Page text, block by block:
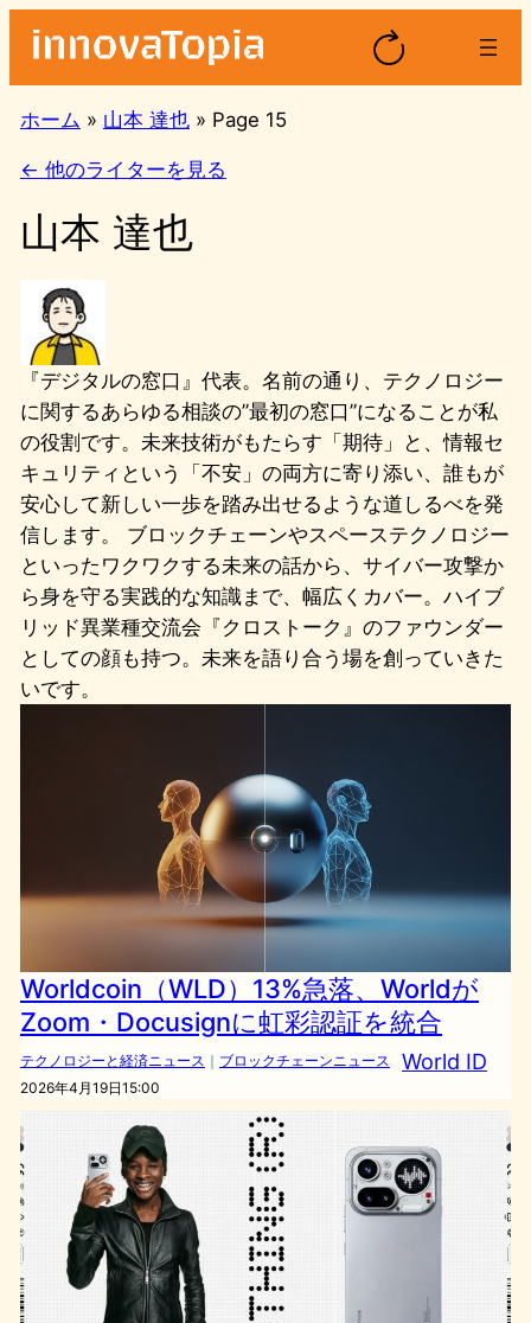
を
ス
ッ
ホーム » 山本 達也 » Page 15
← 他のライターを見る
山本 達也
『デジタルの窓口』代表。名前の通り、テクノロジー
に関するあらゆる相談の”最初の窓口”になることが私
の役割です。未来技術がもたらす「期待」と、情報セ
キュリティという「不安」の両方に寄り添い、誰もが
安心して新しい一歩を踏み出せるような道しるべを発
信します。 ブロックチェーンやスペーステクノロジー
といったワクワクする未来の話から、サイバー攻撃か
ら身を守る実践的な知識まで、幅広くカバー。ハイブ
リッド異業種交流会『クロストーク』のファウンダー
としての顔も持つ。未来を語り合う場を創っていきた
いです。
Worldcoin（WLD）13%急落、Worldが
Zoom・Docusignに虹彩認証を統合
テクノロジーと経済ニュース ｜ ブロックチェーンニュース World ID
2026年4月19日15:00